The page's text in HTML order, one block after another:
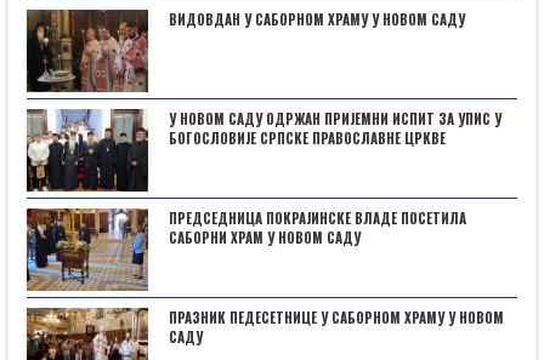
ВИДОВДАН У САБОРНОМ ХРАМУ У НОВОМ САДУ
У НОВОМ САДУ ОДРЖАН ПРИЈЕМНИ ИСПИТ ЗА УПИС У
БОГОСЛОВИЈЕ СРПСКЕ ПРАВОСЛАВНЕ ЦРКВЕ
ПРЕДСЕДНИЦА ПОКРАЈИНСКЕ ВЛАДЕ ПОСЕТИЛА
САБОРНИ ХРАМ У НОВОМ САДУ
ПРАЗНИК ПЕДЕСЕТНИЦЕ У САБОРНОМ ХРАМУ У НОВОМ
САДУ